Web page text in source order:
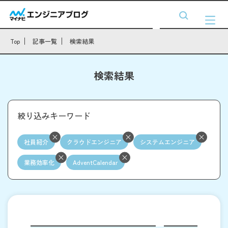
Top 記事一覧 検索結果
検索結果
絞り込みキーワード
社員紹介 クラウドエンジニア システムエンジニア
業務効率化 AdventCalendar